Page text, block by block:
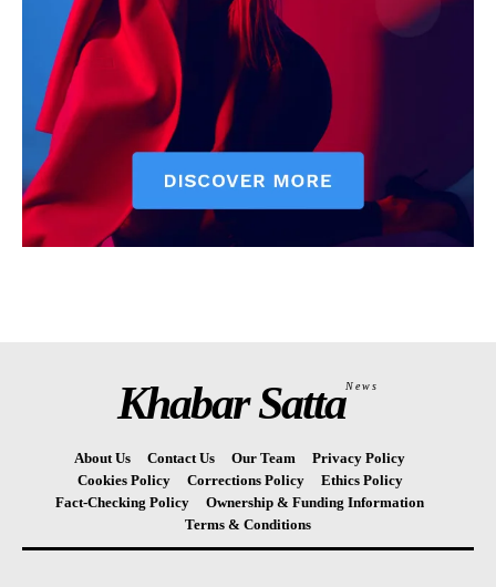
Khabar SattaNews
About Us Contact Us Our Team
Privacy Policy
Cookies Policy
Corrections Policy
Ethics Policy
Fact-Checking Policy
Ownership & Funding Information
Terms & Conditions